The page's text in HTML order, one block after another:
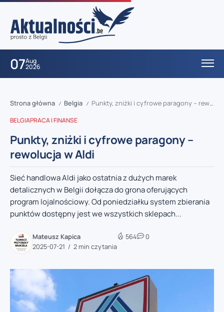
07Aug
2026
Strona główna / Belgia / Punkty, zniżki i cyfrowe paragony – rewolucja w Aldi
BELGIAPRACA I FINANSE
Punkty, zniżki i cyfrowe paragony –
rewolucja w Aldi
Sieć handlowa Aldi jako ostatnia z dużych marek
detalicznych w Belgii dołącza do grona oferujących
program lojalnościowy. Od poniedziałku system zbierania
punktów dostępny jest we wszystkich sklepach...
Mateusz Kapica
2025-07-21
2 min czytania
564 0